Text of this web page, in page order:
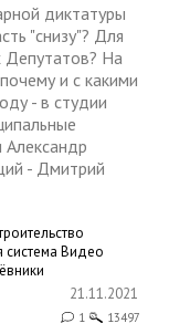
диктатуры
"снизу"? Для
Депутатов? На
и с какими
- в студии
- Дмитрий
Видео
21.11.2021
1 13497